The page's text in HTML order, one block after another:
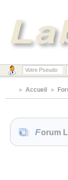
Accueil
Forum